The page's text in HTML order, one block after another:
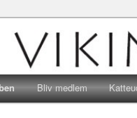
– For alle kattevenner,
content
contentBliv medlem